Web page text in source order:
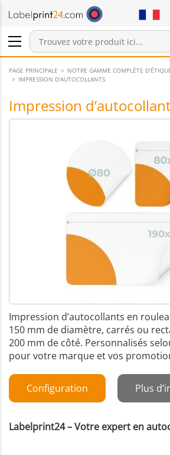
Connexion / Inscription
Produits dans le panier
Annonces
PAGE PRINCIPALE NOTRE GAMME COMPLÈTE
IMPRESSION D’AUTOCOLLANTS
Impression
Impression d’autocollants en
150 mm de diamètre, carrés ou
200 mm de côté. Personnalisés
pour votre marque et vos
Configuration Plus
Labelprint24 – Votre expert en